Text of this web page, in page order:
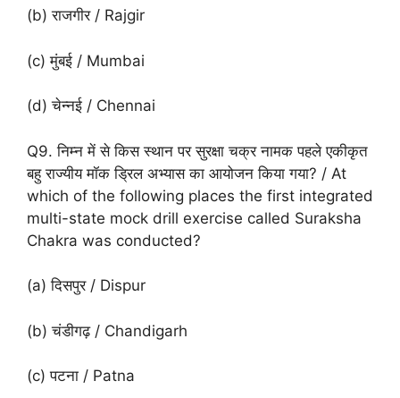
(b) राजगीर / Rajgir
(c) मुंबई / Mumbai
(d) चेन्नई / Chennai
Q9. निम्न में से किस स्थान पर सुरक्षा चक्र नामक पहले एकीकृत
बहु राज्यीय मॉक ड्रिल अभ्यास का आयोजन किया गया? / At
which of the following places the first integrated
multi-state mock drill exercise called Suraksha
Chakra was conducted?
(a) दिसपुर / Dispur
(b) चंडीगढ़ / Chandigarh
(c) पटना / Patna